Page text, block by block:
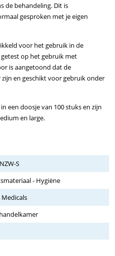
de behandeling. Dit is
gesproken met je eigen
voor het gebruik in de
op het gebruik met
is aangetoond dat de
en geschikt voor gebruik onder
een doosje van 100 stuks en zijn
en large.
S
- Hygiëne